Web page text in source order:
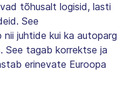
tõhusalt logisid, lasti
See
juhtide kui ka
See tagab korrektse ja
erinevate Euroopa